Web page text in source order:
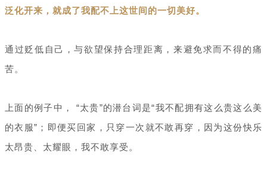
泛化开来，就成了我配不上这世间的一切美好。
通过贬低自己，与欲望保持合理距离，来避免求而不得的痛
苦。
上面的例子中， “太贵”的潜台词是“我不配拥有这么贵这么美
的衣服”；即便买回家，只穿一次就不敢再穿，因为这份快乐
太昂贵、太耀眼，我不敢享受。